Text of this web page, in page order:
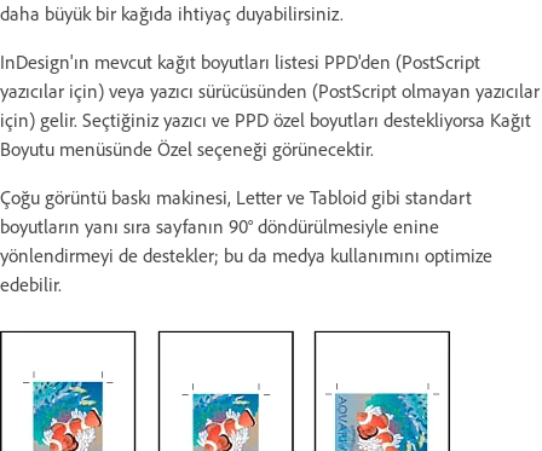
daha büyük bir kağıda ihtiyaç duyabilirsiniz.
InDesign'ın mevcut kağıt boyutları listesi PPD'den (PostScript
yazıcılar için) veya yazıcı sürücüsünden (PostScript olmayan yazıcılar
için) gelir. Seçtiğiniz yazıcı ve PPD özel boyutları destekliyorsa Kağıt
Boyutu menüsünde Özel seçeneği görünecektir.
Çoğu görüntü baskı makinesi, Letter ve Tabloid gibi standart
boyutların yanı sıra sayfanın 90° döndürülmesiyle enine
yönlendirmeyi de destekler; bu da medya kullanımını optimize
edebilir.